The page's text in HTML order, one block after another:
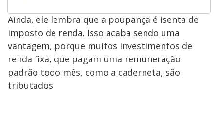
Ainda, ele lembra que a poupança é isenta de
imposto de renda. Isso acaba sendo uma
vantagem, porque muitos investimentos de
renda fixa, que pagam uma remuneração
padrão todo mês, como a caderneta, são
tributados.